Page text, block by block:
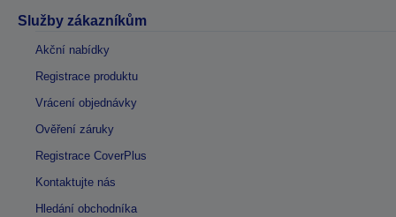
Služby zákazníkům
Akční nabídky
Registrace produktu
Vrácení objednávky
Ověření záruky
Registrace CoverPlus
Kontaktujte nás
Hledání obchodníka